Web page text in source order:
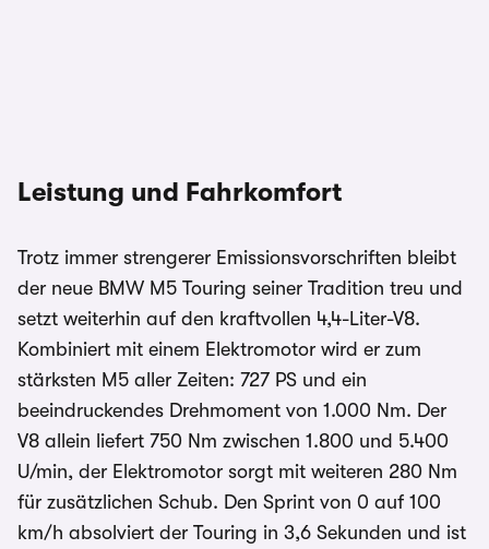
Leistung und Fahrkomfort
Trotz immer strengerer Emissionsvorschriften bleibt
der neue BMW M5 Touring seiner Tradition treu und
setzt weiterhin auf den kraftvollen 4,4-Liter-V8.
Kombiniert mit einem Elektromotor wird er zum
stärksten M5 aller Zeiten: 727 PS und ein
beeindruckendes Drehmoment von 1.000 Nm. Der
V8 allein liefert 750 Nm zwischen 1.800 und 5.400
U/min, der Elektromotor sorgt mit weiteren 280 Nm
für zusätzlichen Schub. Den Sprint von 0 auf 100
km/h absolviert der Touring in 3,6 Sekunden und ist